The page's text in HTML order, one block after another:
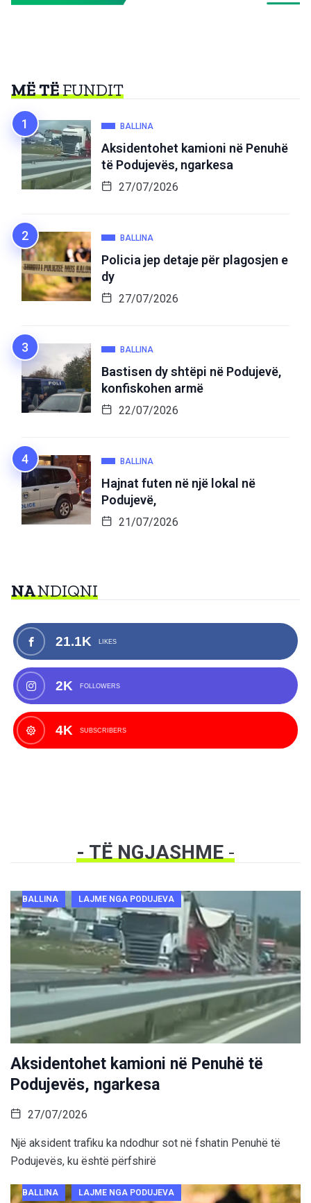
MË TËFUNDIT
BALLINA
Aksidentohet kamioni në Penuhë
të Podujevës, ngarkesa
27/07/2026
BALLINA
Policia jep detaje për plagosjen e
dy
27/07/2026
BALLINA
Bastisen dy shtëpi në Podujevë,
konfiskohen armë
22/07/2026
BALLINA
Hajnat futen në një lokal në
Podujevë,
21/07/2026
NANDIQNI
21.1K LIKES
2K FOLLOWERS
4K SUBSCRIBERS
- TË NGJASHME-
BALLINA LAJME NGA PODUJEVA
Aksidentohet kamioni në Penuhë të
Podujevës, ngarkesa
27/07/2026
Një aksident trafiku ka ndodhur sot në fshatin Penuhë të
Podujevës, ku është përfshirë
BALLINA LAJME NGA PODUJEVA